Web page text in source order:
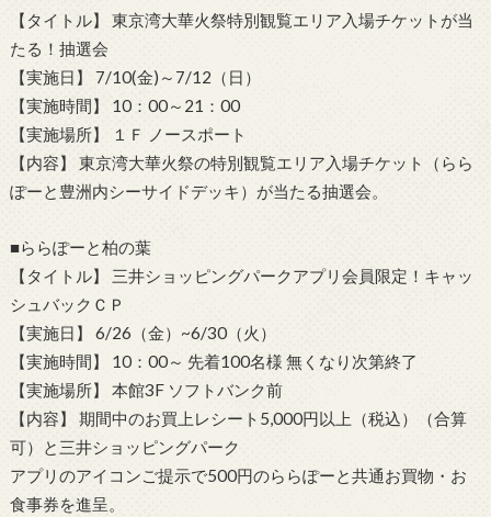
【タイトル】 東京湾大華火祭特別観覧エリア入場チケットが当
たる！抽選会
【実施日】 7/10(金)～7/12（日）
【実施時間】 10：00～21：00
【実施場所】 １Ｆ ノースポート
【内容】 東京湾大華火祭の特別観覧エリア入場チケット（らら
ぽーと豊洲内シーサイドデッキ）が当たる抽選会。
■ららぽーと柏の葉
【タイトル】 三井ショッピングパークアプリ会員限定！キャッ
シュバックＣＰ
【実施日】 6/26（金）~6/30（火）
【実施時間】 10：00～ 先着100名様 無くなり次第終了
【実施場所】 本館3F ソフトバンク前
【内容】 期間中のお買上レシート5,000円以上（税込）（合算
可）と三井ショッピングパーク
アプリのアイコンご提示で500円のららぽーと共通お買物・お
食事券を進呈。